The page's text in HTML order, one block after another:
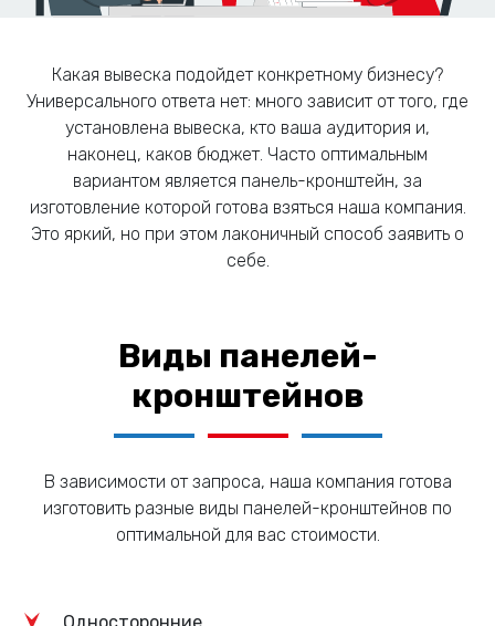
Какая вывеска подойдет конкретному бизнесу?
Универсального ответа нет: много зависит от того, где
установлена вывеска, кто ваша аудитория и,
наконец, каков бюджет. Часто оптимальным
вариантом является панель-кронштейн, за
изготовление которой готова взяться наша компания.
Это яркий, но при этом лаконичный способ заявить о
себе.
Виды панелей-
кронштейнов
В зависимости от запроса, наша компания готова
изготовить разные виды панелей-кронштейнов по
оптимальной для вас стоимости.